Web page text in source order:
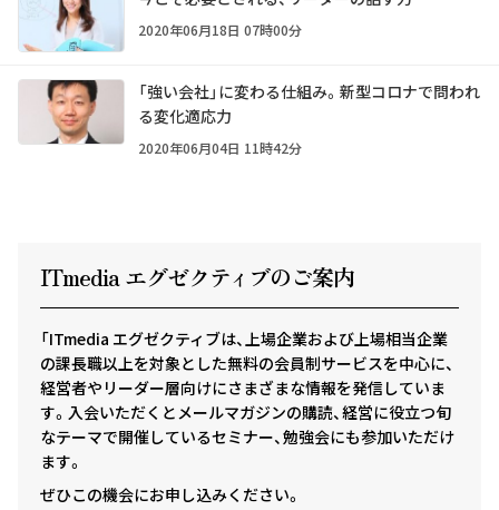
2020年06月18日 07時00分
「強い会社」に変わる仕組み。新型コロナで問われ
る変化適応力
2020年06月04日 11時42分
ITmedia エグゼクティ ブのご案内
「ITmedia エグゼクティブは、上場企業および上場相当企業
の課長職以上を対象とした無料の会員制サービスを中心に、
経営者やリーダー層向けにさまざまな情報を発信していま
す。入会いただくとメールマガジンの購読、経営に役立つ旬
なテーマで開催しているセミナー、勉強会にも参加いただけ
ます。
ぜひこの機会にお申し込みください。